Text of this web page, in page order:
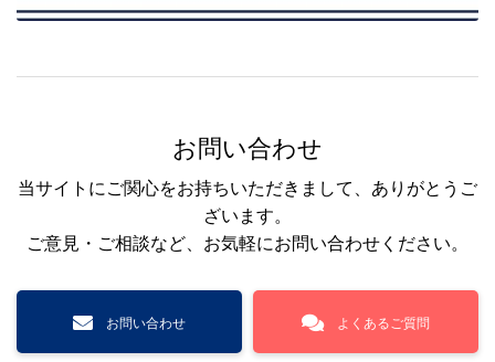
お問い合わせ
当サイトにご関心をお持ちいただきまして、ありがとうご
ざいます。
ご意見・ご相談など、お気軽にお問い合わせください。
お問い合わせ よくあるご質問